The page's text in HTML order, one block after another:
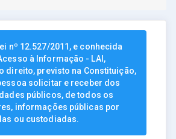
nº 12.527/2011, e conhecida
à Informação - LAI,
direito, previsto na Constituição,
solicitar e receber dos
públicos, de todos os
informações públicas por
ou custodiadas.